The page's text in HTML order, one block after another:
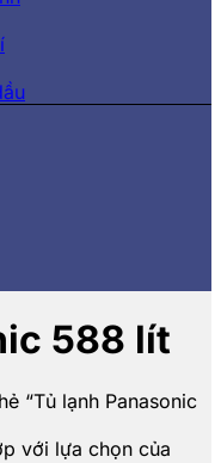
588 lít
“Tủ lạnh Panasonic
với lựa chọn của